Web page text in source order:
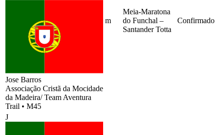
Jose Barros
Associação Cristã da Mocidade
da Madeira/ Team Aventura
Trail • M45
m
Meia-Maratona
do Funchal –
Santander Totta
Confirmado
J